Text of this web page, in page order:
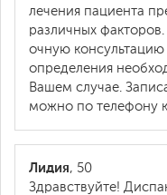
лечения пациента
различных
очную консультацию
определения
Вашем случае.
можно по телефону
Лидия, 50
Здравствуйте!